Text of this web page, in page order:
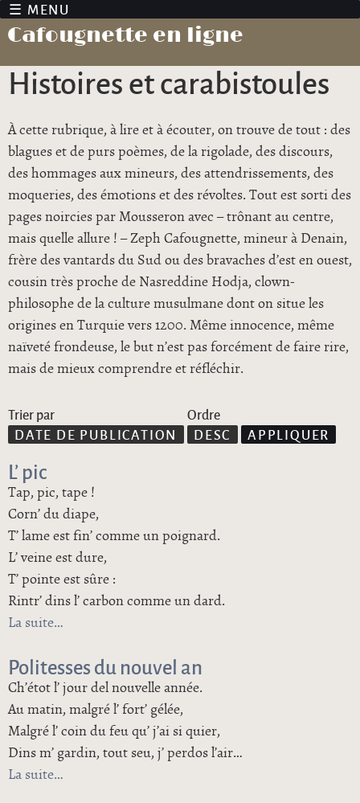
Cafougnette en ligne
Histoires et carabistoules
À cette rubrique, à lire et à écouter, on trouve de tout : des
blagues et de purs poèmes, de la rigolade, des discours,
des hommages aux mineurs, des attendrissements, des
moqueries, des émotions et des révoltes. Tout est sorti des
pages noircies par Mousseron avec – trônant au centre,
mais quelle allure ! – Zeph Cafougnette, mineur à Denain,
frère des vantards du Sud ou des bravaches d’est en ouest,
cousin très proche de Nasreddine Hodja, clown-
philosophe de la culture musulmane dont on situe les
origines en Turquie vers 1200. Même innocence, même
naïveté frondeuse, le but n’est pas forcément de faire rire,
mais de mieux comprendre et réfléchir.
Trier par Ordre
L’ pic
Tap, pic, tape !
Corn’ du diape,
T’ lame est fin’ comme un poignard.
L’ veine est dure,
T’ pointe est sûre :
Rintr’ dins l’ carbon comme un dard.
La suitede L’ pic
Politesses du nouvel an
Ch’étot l’ jour del nouvelle année.
Au matin, malgré l’ fort’ gélée,
Malgré l’ coin du feu qu’ j’ai si quier,
Dins m’ gardin, tout seu, j’ perdos l’air…
La suitede Politesses du nouvel an